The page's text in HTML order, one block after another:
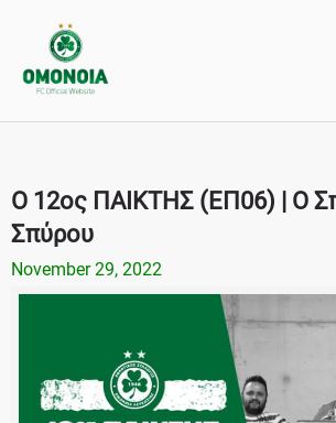
Ο 12ος ΠΑΙΚΤΗΣ (ΕΠ06) | Ο
Σπύρου
November 29, 2022